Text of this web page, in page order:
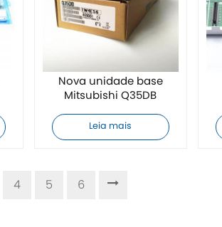
Nova unidade base
Mitsubishi Q35DB
Leia mais
4 5 6